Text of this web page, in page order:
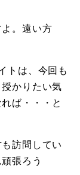
。遠い方
トは、今回も
かりたい気
ば・・・と
訪問してい
張ろう